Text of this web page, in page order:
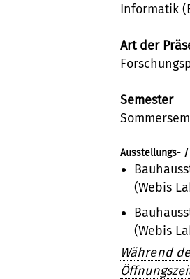
Informatik
Art der
Semester
Ausstellungs-
(Webis
(Webis
Während